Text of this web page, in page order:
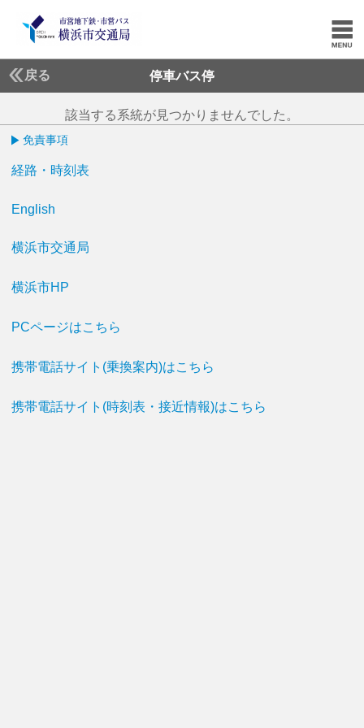
戻る 停車バス停
該当する系統が見つかりませんでした。
免責事項
経路・時刻表
English
横浜市交通局
横浜市HP
PCページはこちら
携帯電話サイト(乗換案内)はこちら
携帯電話サイト(時刻表・接近情報)はこちら